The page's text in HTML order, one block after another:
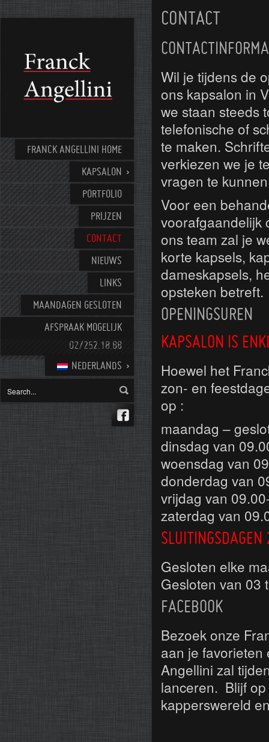
FRANCK ANGELLINI HOME
KAPSALON
PORTFOLIO
PRIJZEN
CONTACT
NIEUWS
LINKS
MAANDAGEN GESLOTEN
AFSPRAAK MOGELIJK
02/252.18.88
NEDERLANDS
CONTACT
Wil je tijdens de
ons kapsalon in
we staan steeds
telefonische of
te maken.
verkiezen we je
vragen te
Voor een
voorafgaandelijk
ons team zal je
korte kapsels,
dameskapsels,
opsteken betreft.
OPENINGSUREN
KAPSALON IS
Hoewel het
zon- en
op :
maandag –
dinsdag van
woensdag van
donderdag van
vrijdag van
zaterdag van
Gesloten elke
Gesloten van 03
FACEBOOK
Bezoek onze
aan je
Angellini zal
lanceren. Blijf
kapperswereld